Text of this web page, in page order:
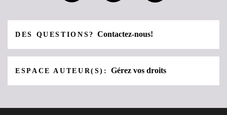
DES QUESTIONS?Contactez-nous!
ESPACE AUTEUR(S):Gérez vos droits